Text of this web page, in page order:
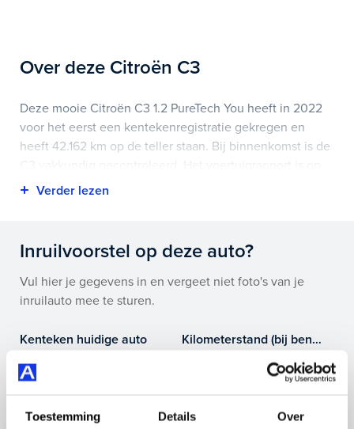
Toestemming Details Over
Over deze Citroën C3
Deze mooie Citroën C3 1.2 PureTech You heeft in 2022
voor het eerst een kentekenregistratie gekregen en
heeft 42.162 km op de teller staan. Bij binnenkomst is de
deze pagina bij onderhoud en historie te downloaden.
voorstoelen verwarmd, en nog veel meer.
Je koopt hem voor € 11.895,- maar je kan deze Citroën
C3 ook bij ons financieren of leasen.
Maak snel een afspraak in de showroom of bestel hem
Inruilvoorstel op deze auto?
Vul hier je gegevens in en vergeet niet foto's van je
inruilauto mee te sturen.
Kenteken huidige auto Kilometerstand (bij benadering)